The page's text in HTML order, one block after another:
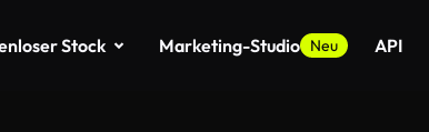
Stock Marketing-Studio Neu API